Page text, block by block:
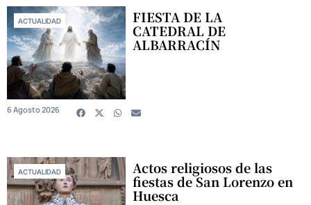
ACTUALIDAD FIESTA DE LA
CATEDRAL DE
ALBARRACÍN
6 Agosto 2026
ACTUALIDAD Actos religiosos de las
fiestas de San Lorenzo en
Huesca